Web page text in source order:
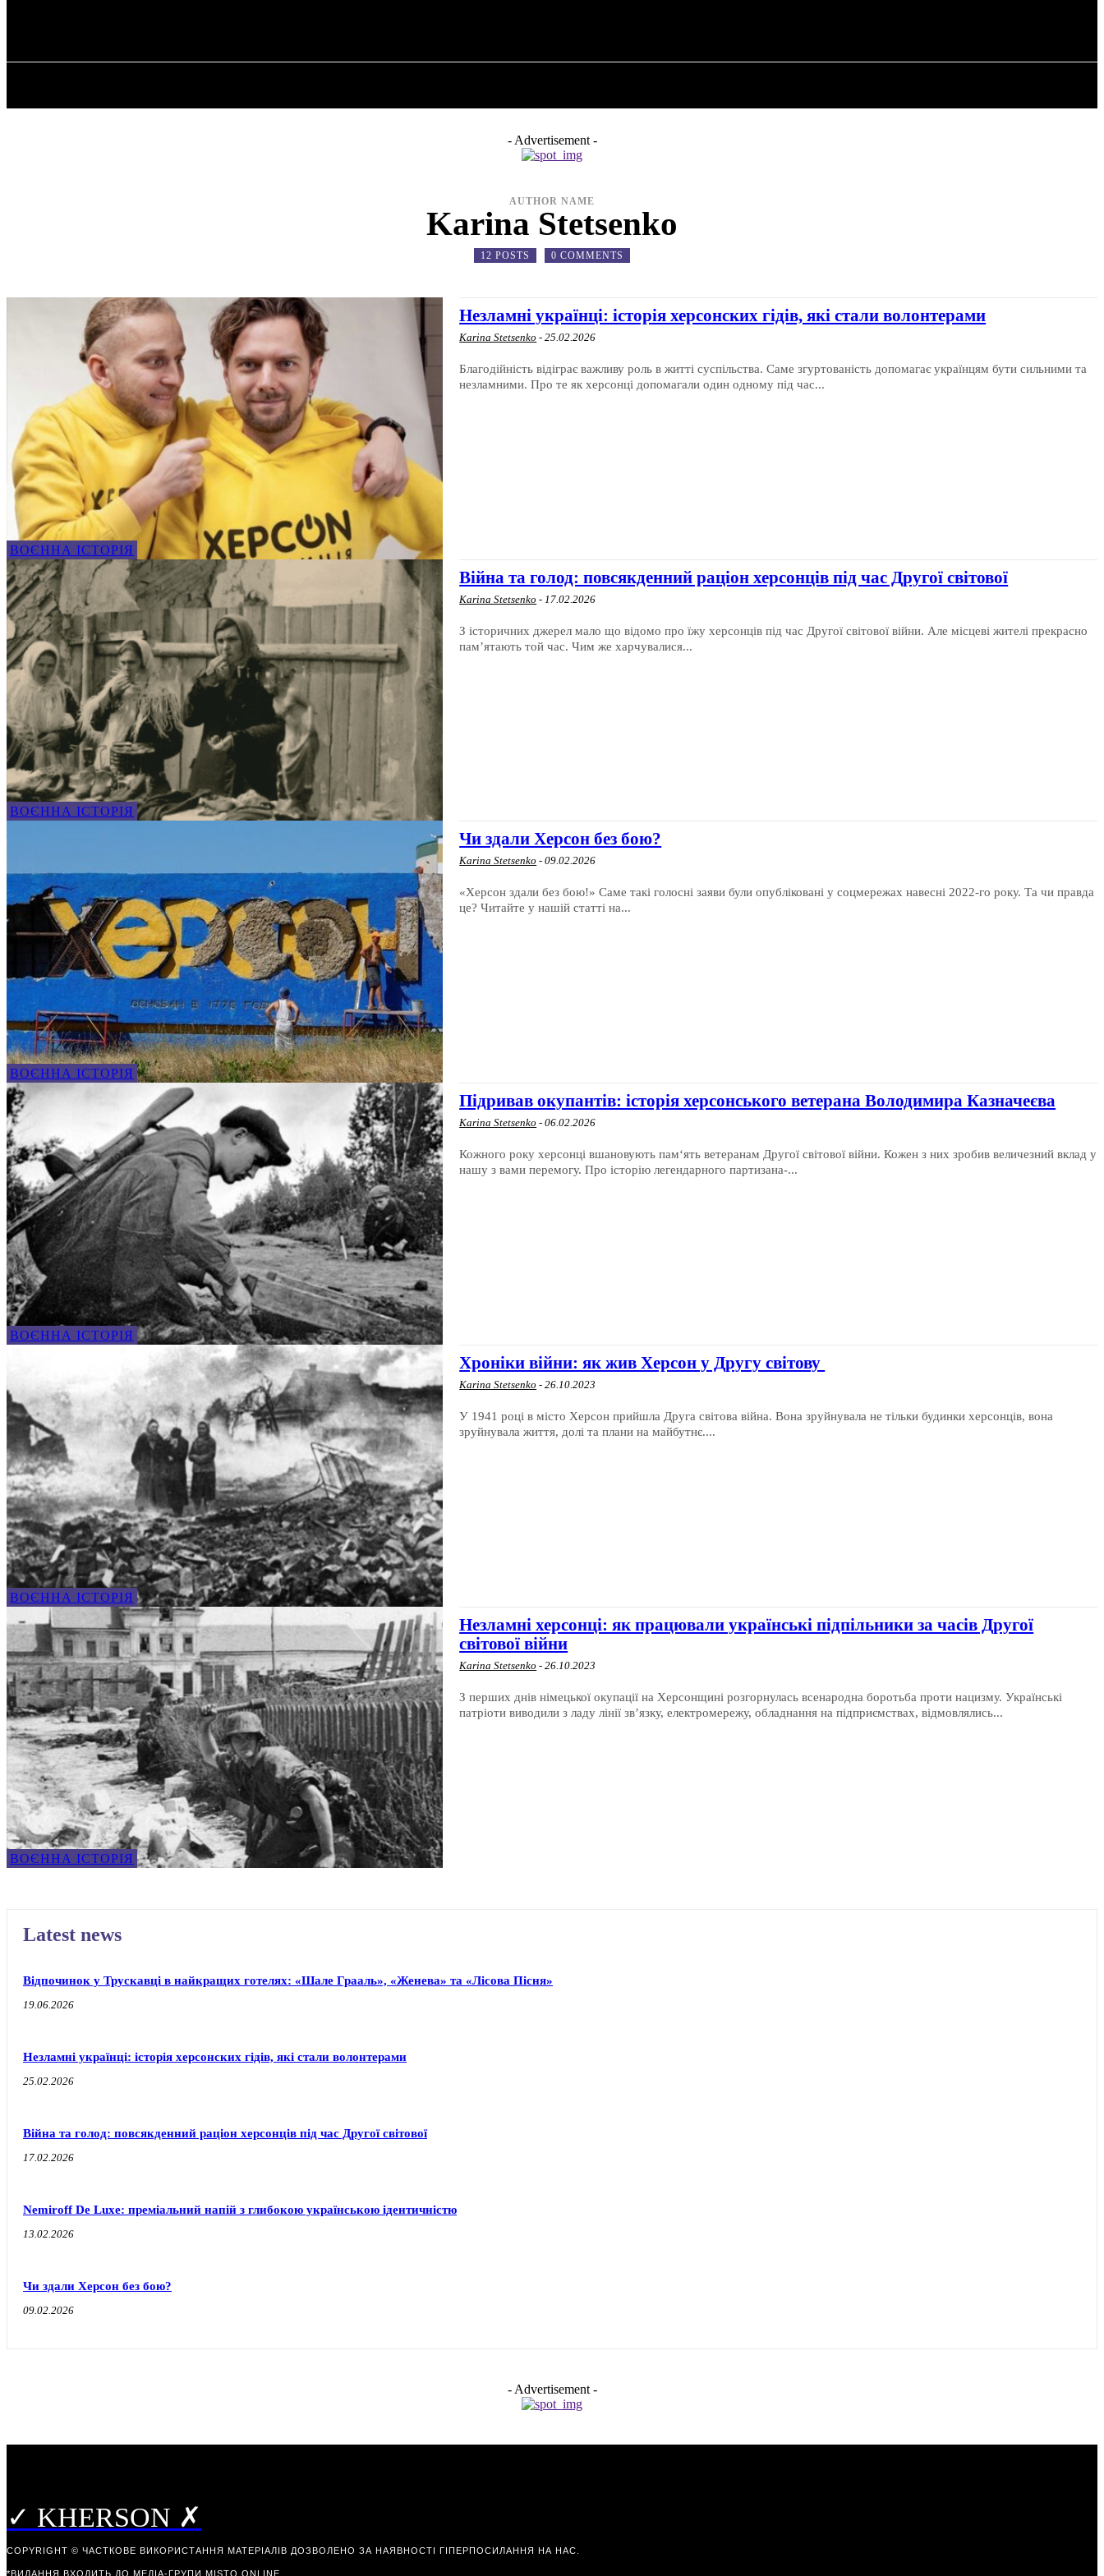
- Advertisement -
AUTHOR NAME
Karina Stetsenko
12 POSTS 0 COMMENTS
ВОЄННА ІСТОРІЯ
Незламні українці: історія херсонских гідів, які стали волонтерами
Karina Stetsenko - 25.02.2026
Благодійність відіграє важливу роль в житті суспільства. Саме згуртованість допомагає українцям бути сильними та
незламними. Про те як херсонці допомагали один одному під час...
ВОЄННА ІСТОРІЯ
Війна та голод: повсякденний раціон херсонців під час Другої світової
Karina Stetsenko - 17.02.2026
З історичних джерел мало що відомо про їжу херсонців під час Другої світової війни. Але місцеві жителі прекрасно
пам’ятають той час. Чим же харчувалися...
ВОЄННА ІСТОРІЯ
Чи здали Херсон без бою?
Karina Stetsenko - 09.02.2026
«Херсон здали без бою!» Саме такі голосні заяви були опубліковані у соцмережах навесні 2022-го року. Та чи правда
це? Читайте у нашій статті на...
ВОЄННА ІСТОРІЯ
Підривав окупантів: історія херсонського ветерана Володимира Казначеєва
Karina Stetsenko - 06.02.2026
Кожного року херсонці вшановують пам‘ять ветеранам Другої світової війни. Кожен з них зробив величезний вклад у
нашу з вами перемогу. Про історію легендарного партизана-...
ВОЄННА ІСТОРІЯ
Хроніки війни: як жив Херсон у Другу світову
Karina Stetsenko - 26.10.2023
У 1941 році в місто Херсон прийшла Друга світова війна. Вона зруйнувала не тільки будинки херсонців, вона
зруйнувала життя, долі та плани на майбутнє....
ВОЄННА ІСТОРІЯ
Незламні херсонці: як працювали українські підпільники за часів Другої
світової війни
Karina Stetsenko - 26.10.2023
З перших днів німецької окупації на Херсонщині розгорнулась всенародна боротьба проти нацизму. Українські
патріоти виводили з ладу лінії зв’язку, електромережу, обладнання на підприємствах, відмовлялись...
Latest news
Відпочинок у Трускавці в найкращих готелях: «Шале Грааль», «Женева» та «Лісова Пісня»
19.06.2026
Незламні українці: історія херсонских гідів, які стали волонтерами
25.02.2026
Війна та голод: повсякденний раціон херсонців під час Другої світової
17.02.2026
Nemiroff De Luxe: преміальний напій з глибокою українською ідентичністю
13.02.2026
Чи здали Херсон без бою?
09.02.2026
- Advertisement -
✓ KHERSON ✗
COPYRIGHT © ЧАСТКОВЕ ВИКОРИСТАННЯ МАТЕРІАЛІВ ДОЗВОЛЕНО ЗА НАЯВНОСТІ ГІПЕРПОСИЛАННЯ НА НАС.
*ВИДАННЯ ВХОДИТЬ ДО МЕДІА-ГРУПИ MISTO ONLINE